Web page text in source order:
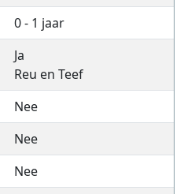
0 - 1 jaar
Ja
Reu en Teef
Nee
Nee
Nee